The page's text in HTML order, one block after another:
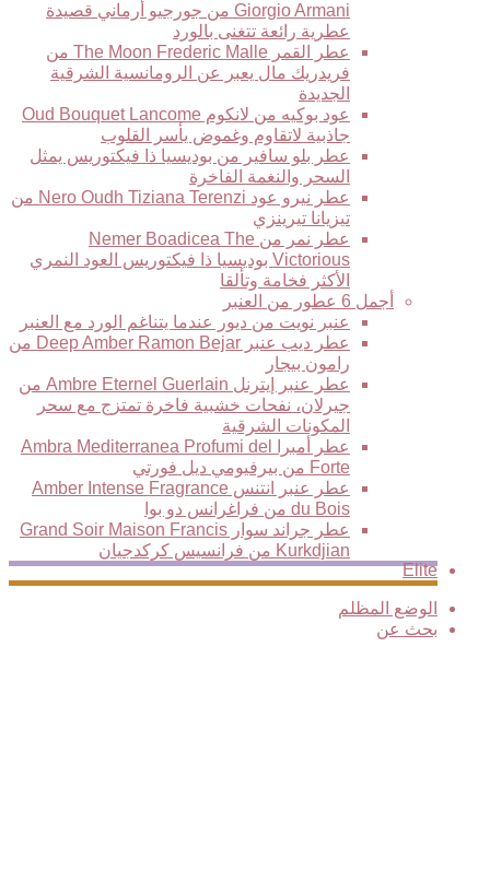
Giorgio Armani من جورجيو أرماني قصيدة
عطرية رائعة تتغنى بالورد
عطر القمر The Moon Frederic Malle من
فريدريك مال يعبر عن الرومانسية الشرقية
الجديدة
عود بوكيه من لانكوم Oud Bouquet Lancome
جاذبية لاتقاوم وغموض يأسر القلوب
عطر بلو سافير من بوديسيا ذا فيكتوريس يمثل
السحر والنغمة الفاخرة
عطر نيرو عود Nero Oudh Tiziana Terenzi من
تيزيانا تيرينزي
عطر نمر من Nemer Boadicea The
Victorious بوديسيا ذا فيكتوريس العود النمري
الأكثر فخامة وتألقا
أجمل 6 عطور من العنبر
عنبر نويت من ديور عندما يتناغم الورد مع العنبر
عطر ديب عنبر Deep Amber Ramon Bejar من
رامون بيجار
عطر عنبر إيترنل Ambre Eternel Guerlain من
جيرلان، نفحات خشبية فاخرة تمتزج مع سحر
المكونات الشرقية
عطر أمبرا Ambra Mediterranea Profumi del
Forte من بيرفيومي ديل فورتي
عطر عنبر انتنس Amber Intense Fragrance
du Bois من فراغرانس دو بوا
عطر جراند سوار Grand Soir Maison Francis
Kurkdjian من فرانسيس كركدجيان
Elite
الوضع المظلم
بحث عن